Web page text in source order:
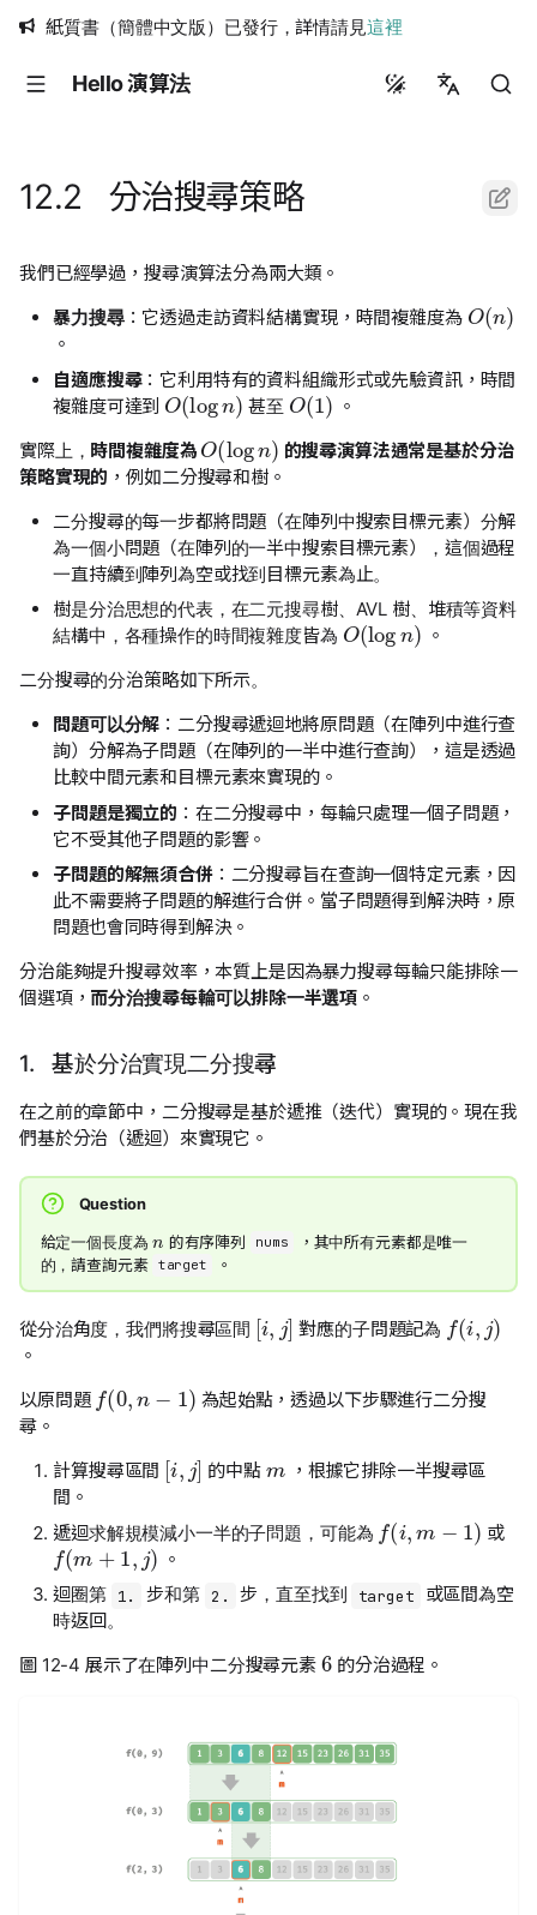
紙質書（簡體中文版）已發行，詳情請見這裡
Hello 演算法
Русский
12.2 分治搜尋策略
我們已經學過，搜尋演算法分為兩大類。
暴力搜尋：它透過走訪資料結構實現，時間複雜度為
O ( n
。
自適應搜尋：它利用特有的資料組織形式或先驗資訊，時間
複雜度可達到
O(logn)
甚至
O(1)
。
實際上， 時間複雜度為
O( logn)
的搜尋演算法通常是基於分治
策略實現的 ，例如二分搜尋和樹。
二分搜尋的每一步都將問題（在陣列中搜索目標元素）分解
為一個小問題（在陣列的一半中搜索目標元素），這個過程
一直持續到陣列為空或找到目標元素為止。
樹是分治思想的代表，在二元搜尋樹、AVL 樹、堆積等資料
結構中，各種操作的時間複雜度皆為
O(logn )
。
二分搜尋的分治策略如下所示。
問題可以分解 ：二分搜尋遞迴地將原問題（在陣列中進行查
詢）分解為子問題（在陣列的一半中進行查詢），這是透過
比較中間元素和目標元素來實現的。
子問題是獨立的 ：在二分搜尋中，每輪只處理一個子問題，
它不受其他子問題的影響。
子問題的解無須合併：二分搜尋旨在查詢一個特定元素，因
此不需要將子問題的解進行合併。當子問題得到解決時，原
問題也會同時得到解決。
分治能夠提升搜尋效率，本質上是因為暴力搜尋每輪只能排除一
個選項， 而分治搜尋每輪可以排除一半選項 。
1. 基於分治實現二分搜尋
在之前的章節中，二分搜尋是基於遞推（迭代）實現的。現在我
們基於分治（遞迴）來實現它。
Question
給定一個長度為 的有序陣列 nums
，其中所有元素都是唯一
的，請查詢元素 target 。
從分治角度，我們將搜尋區間
[ ]
對應的子問題記為
f(i )
。
以原問題
f(0 )
為起始點，透過以下步驟進行二分搜
尋。
計算搜尋區間
[ ]
的中點
，根據它排除一半搜尋區
間。
遞迴求解規模減小一半的子問題，可能為
f(
或
f(m+1,j)
。
迴圈第 1. 步和第 2. 步，直至找到 target
或區間為空
時返回。
圖 12-4 展示了在陣列中二分搜尋元素
的分治過程。